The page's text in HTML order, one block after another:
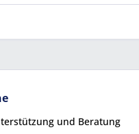
und Beratung